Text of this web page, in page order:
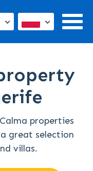
properties
great selection
villas.